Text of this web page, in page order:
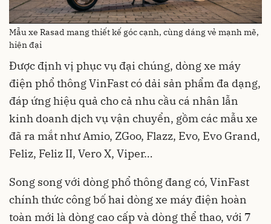
Mẫu xe Rasad mang thiết kế góc cạnh, cùng dáng vẻ mạnh mẽ,
hiện đại
Được định vị phục vụ đại chúng, dòng xe máy
điện phổ thông VinFast có dải sản phẩm đa dạng,
đáp ứng hiệu quả cho cả nhu cầu cá nhân lẫn
kinh doanh dịch vụ vận chuyển, gồm các mẫu xe
đã ra mắt như Amio, ZGoo, Flazz, Evo, Evo Grand,
Feliz, Feliz II, Vero X, Viper…
Song song với dòng phổ thông đang có, VinFast
chính thức công bố hai dòng xe máy điện hoàn
toàn mới là dòng cao cấp và dòng thể thao, với 7